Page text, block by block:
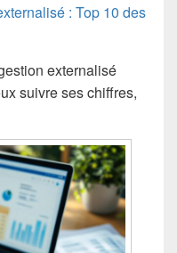
: Top 10 des
externalisé
suivre ses chiffres,